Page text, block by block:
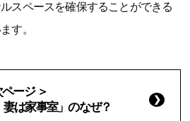
スペースを確保することができる
す。
ページ ＞
妻は家事室」のなぜ？